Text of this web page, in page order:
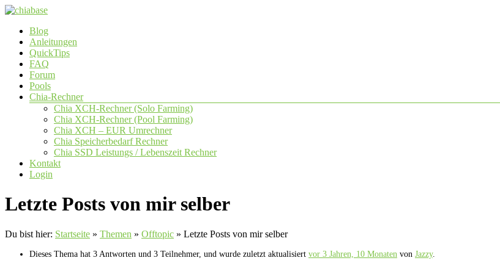
Zum
springen
chiabase
CHIA
Info-
Community
Seite
Menü
Blog
Anleitungen
QuickTips
FAQ
Forum
Pools
Chia-Rechner
Chia XCH-Rechner (Solo Farming)
Chia XCH-Rechner (Pool Farming)
Chia XCH – EUR Umrechner
Chia Speicherbedarf Rechner
Chia SSD Leistungs / Lebenszeit Rechner
Kontakt
Login
Letzte Posts von mir selber
Du bist hier: Startseite » Themen » Offtopic » Letzte Posts von mir selber
Dieses Thema hat 3 Antworten und 3 Teilnehmer, und wurde zuletzt aktualisiert vor 3 Jahren, 10 Monaten von Jazzy.